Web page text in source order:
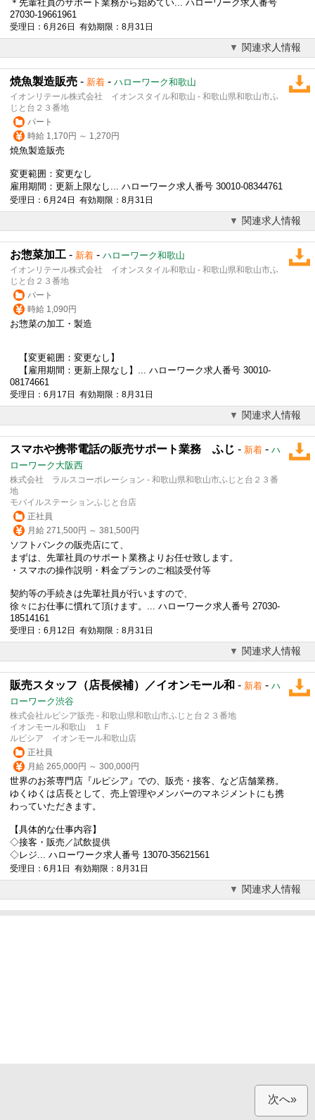
＊先輩社員のサポート業務から始めてい... ハローワーク求人番号
27030-19661961
受理日：6月26日 有効期限：8月31日
関連求人情報
焼魚製造販売 - 新着 - ハローワーク和歌山
イオンリテール株式会社 イオンスタイル和歌山 - 和歌山県和歌山市ふ
じと台２３番地
パート
時給 1,170円 ～ 1,270円
焼魚製造販売
変更範囲：変更なし
雇用期間：更新上限なし... ハローワーク求人番号 30010-08344761
受理日：6月24日 有効期限：8月31日
関連求人情報
お惣菜加工 - 新着 - ハローワーク和歌山
イオンリテール株式会社 イオンスタイル和歌山 - 和歌山県和歌山市ふ
じと台２３番地
パート
時給 1,090円
お惣菜の加工・製造
【変更範囲：変更なし】
【雇用期間：更新上限なし】... ハローワーク求人番号 30010-
08174661
受理日：6月17日 有効期限：8月31日
関連求人情報
スマホや携帯電話の販売サポート業務 ふじ - 新着 - ハ
ローワーク大阪西
株式会社 ラルスコーポレーション - 和歌山県和歌山市ふじと台２３番
地
モバイルステーションふじと台店
正社員
月給 271,500円 ～ 381,500円
ソフトバンクの販売店にて、
まずは、先輩社員のサポート業務よりお任せ致します。
・スマホの操作説明・料金プランのご相談受付等
契約等の手続きは先輩社員が行いますので、
徐々にお仕事に慣れて頂けます。... ハローワーク求人番号 27030-
18514161
受理日：6月12日 有効期限：8月31日
関連求人情報
販売スタッフ（店長候補）／イオンモール和 - 新着 - ハ
ローワーク渋谷
株式会社ルピシア販売 - 和歌山県和歌山市ふじと台２３番地
イオンモール和歌山 １Ｆ
ルピシア イオンモール和歌山店
正社員
月給 265,000円 ～ 300,000円
世界のお茶専門店『ルピシア』での、販売・接客、など店舗業務。
ゆくゆくは店長として、売上管理やメンバーのマネジメントにも携
わっていただきます。
【具体的な仕事内容】
◇接客・販売／試飲提供
◇レジ... ハローワーク求人番号 13070-35621561
受理日：6月1日 有効期限：8月31日
関連求人情報
次へ»